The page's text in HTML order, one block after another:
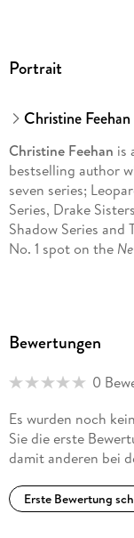
Portrait
Christine Feehan
Christine Feehan is
bestselling author
seven series;
Series, Drake
Shadow Series and
No. 1 spot on the
print. Her ground-
featured on local
Visit Christine
www.
Bewertungen
0
Es wurden noch
Sie die erste
damit anderen bei
Erste Bewertung